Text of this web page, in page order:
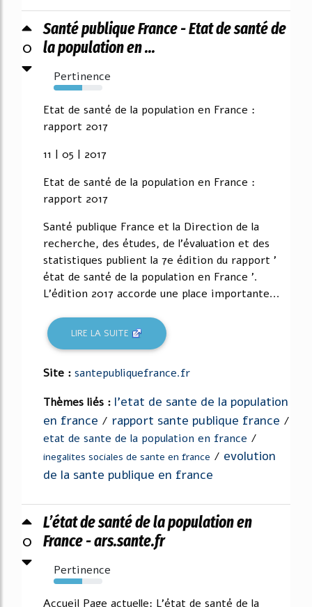
0
Santé publique France - Etat de santé de
la population en ...
Pertinence
59%
Etat de santé de la population en France :
rapport 2017
11 | 05 | 2017
Etat de santé de la population en France :
rapport 2017
Santé publique France et la Direction de la
recherche, des études, de l'évaluation et des
statistiques publient la 7e édition du rapport '
état de santé de la population en France '.
L'édition 2017 accorde une place importante...
LIRE LA SUITE
Site : santepubliquefrance.fr
Thèmes liés : l'etat de sante de la population
en france / rapport sante publique france /
etat de sante de la population en france /
inegalites sociales de sante en france / evolution
de la sante publique en france
0
L’état de santé de la population en
France - ars.sante.fr
Pertinence
58%
Accueil Page actuelle: L'état de santé de la